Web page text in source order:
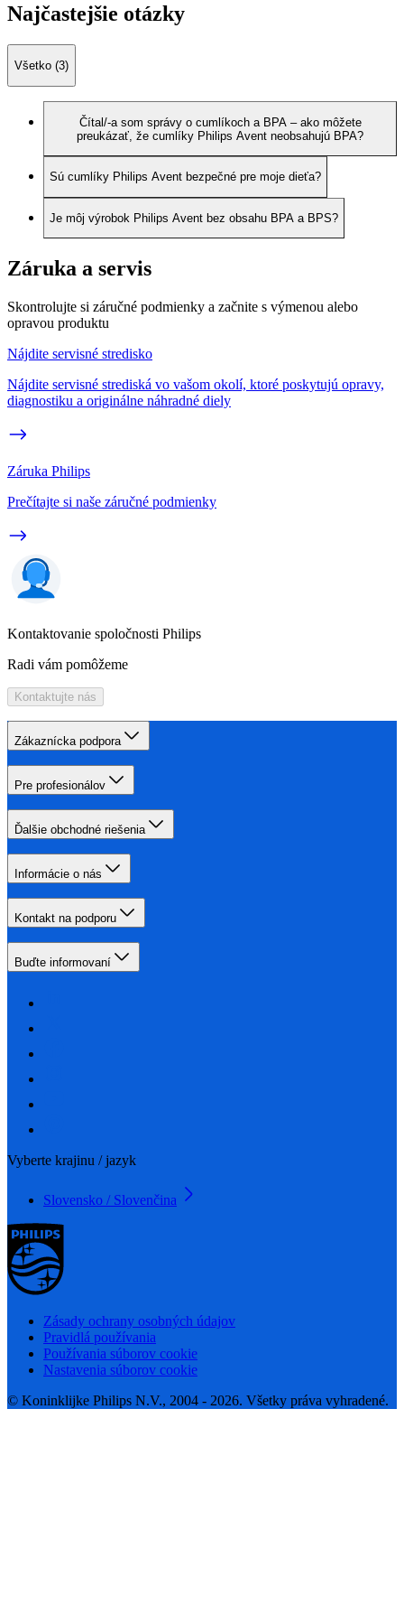
Najčastejšie otázky
Všetko (3)
Čítal/-a som správy o cumlíkoch a BPA – ako môžete
preukázať, že cumlíky Philips Avent neobsahujú BPA?
Sú cumlíky Philips Avent bezpečné pre moje dieťa?
Je môj výrobok Philips Avent bez obsahu BPA a BPS?
Záruka a servis
Skontrolujte si záručné podmienky a začnite s výmenou alebo
opravou produktu
Nájdite servisné stredisko
Nájdite servisné strediská vo vašom okolí, ktoré poskytujú opravy,
diagnostiku a originálne náhradné diely
Záruka Philips
Prečítajte si naše záručné podmienky
Kontaktovanie spoločnosti Philips
Radi vám pomôžeme
Kontaktujte nás
Zákaznícka podpora
Pre profesionálov
Ďalšie obchodné riešenia
Informácie o nás
Kontakt na podporu
Buďte informovaní
Vyberte krajinu / jazyk
Slovensko / Slovenčina
Zásady ochrany osobných údajov
Pravidlá používania
Používania súborov cookie
Nastavenia súborov cookie
© Koninklijke Philips N.V., 2004 - 2026. Všetky práva vyhradené.